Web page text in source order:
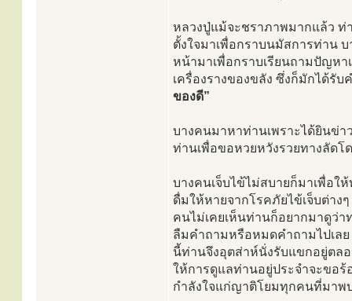
หลวงปู่แม้จะชราภาพมากแล้ว ท่
ตั้งใจมาเพื่อกราบนมัสการท่าน
หน้ามาเพื่อกราบเรียนถามปัญห
เครื่องรางของขลัง ซึ่งก็มักได้รั
ของดี”
บางคนมาหาท่านเพราะได้ยินข่
ท่านเพื่อขอหวยหวังรวยทางลัดโ
บางคนเจ็บไข้ไม่สบายก็มาเพื่อ
ดื่มให้หายจากโรคภัยไข้เจ็บต่า
คนไม่เคยเห็นท่านก็อยากมาดูว่า
ลืมคำถามหรือหมดคำถามไปเลย
นี้ท่านจึงอุตส่าห์นั่งรับแขกอยู่ตล
ให้การดูแลท่านอยู่ประจำจะขอร้
กำลังใจแก่ญาติโยมทุกคนที่มาพ